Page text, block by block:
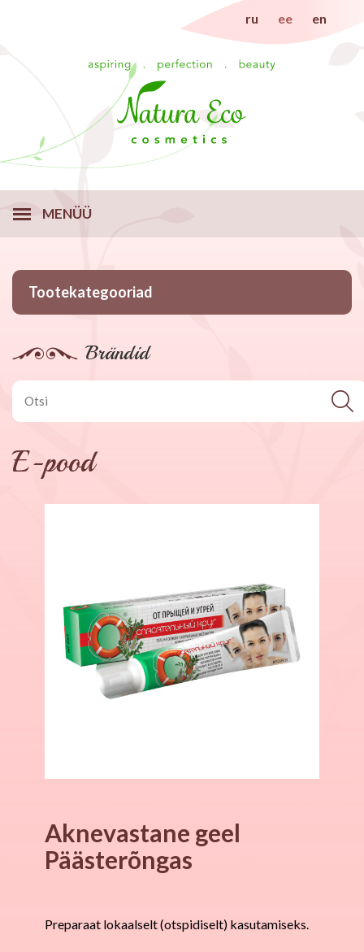
ru ee en
MENÜÜ
Tootekategooriad
Brändid
E-pood
Aknevastane geel
Päästerõngas
Preparaat lokaalselt (otspidiselt) kasutamiseks.